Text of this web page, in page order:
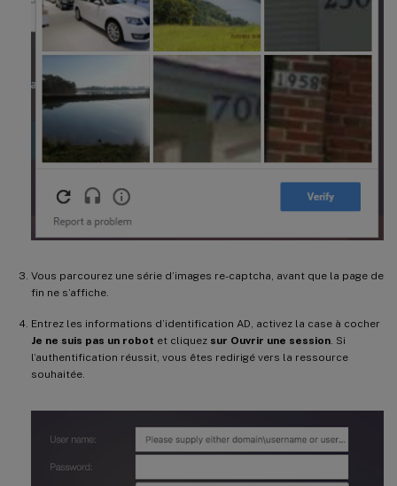
Vous parcourez une série d’images re-captcha, avant que la page de
fin ne s’affiche.
Entrez les informations d’identification AD, activez la case à cocher
Je ne suis pas un robot et cliquez sur Ouvrir une session. Si
l’authentification réussit, vous êtes redirigé vers la ressource
souhaitée.